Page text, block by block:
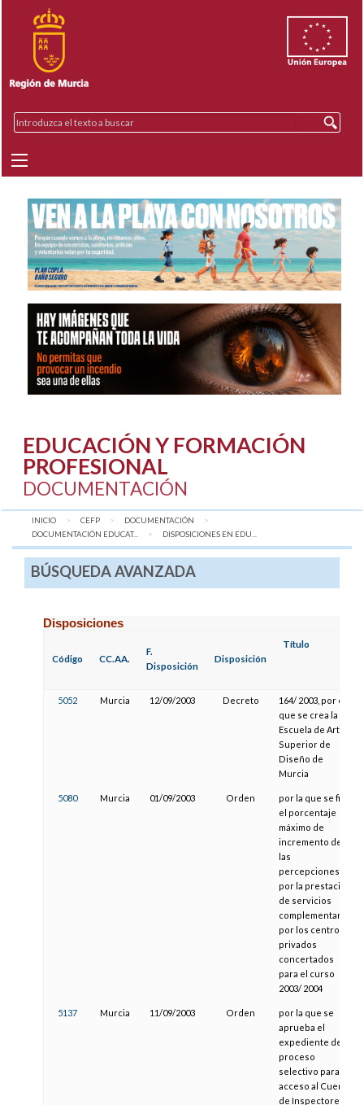
EDUCACIÓN Y FORMACIÓN
PROFESIONAL
DOCUMENTACIÓN
INICIO CEFP
DOCUMENTACIÓN
DOCUMENTACIÓN EDUCAT...
AQUÍ:
DISPOSICIONES EN EDU...
BÚSQUEDA AVANZADA
Disposiciones
Código CC.AA.
F.
Disposición
Disposición
Título
5052 Murcia 12/09/2003 Decreto
164/ 2003, por el
que se crea la
Escuela de Arte y
Superior de
Diseño de
Murcia
5080 Murcia 01/09/2003 Orden
por la que se fija
el porcentaje
máximo de
incremento de
las
percepciones,
por la prestación
de servicios
complementarios
por los centros
privados
concertados
para el curso
2003/ 2004
5137 Murcia 11/09/2003 Orden
por la que se
aprueba el
expediente del
proceso
selectivo para
acceso al Cuerpo
de Inspectores